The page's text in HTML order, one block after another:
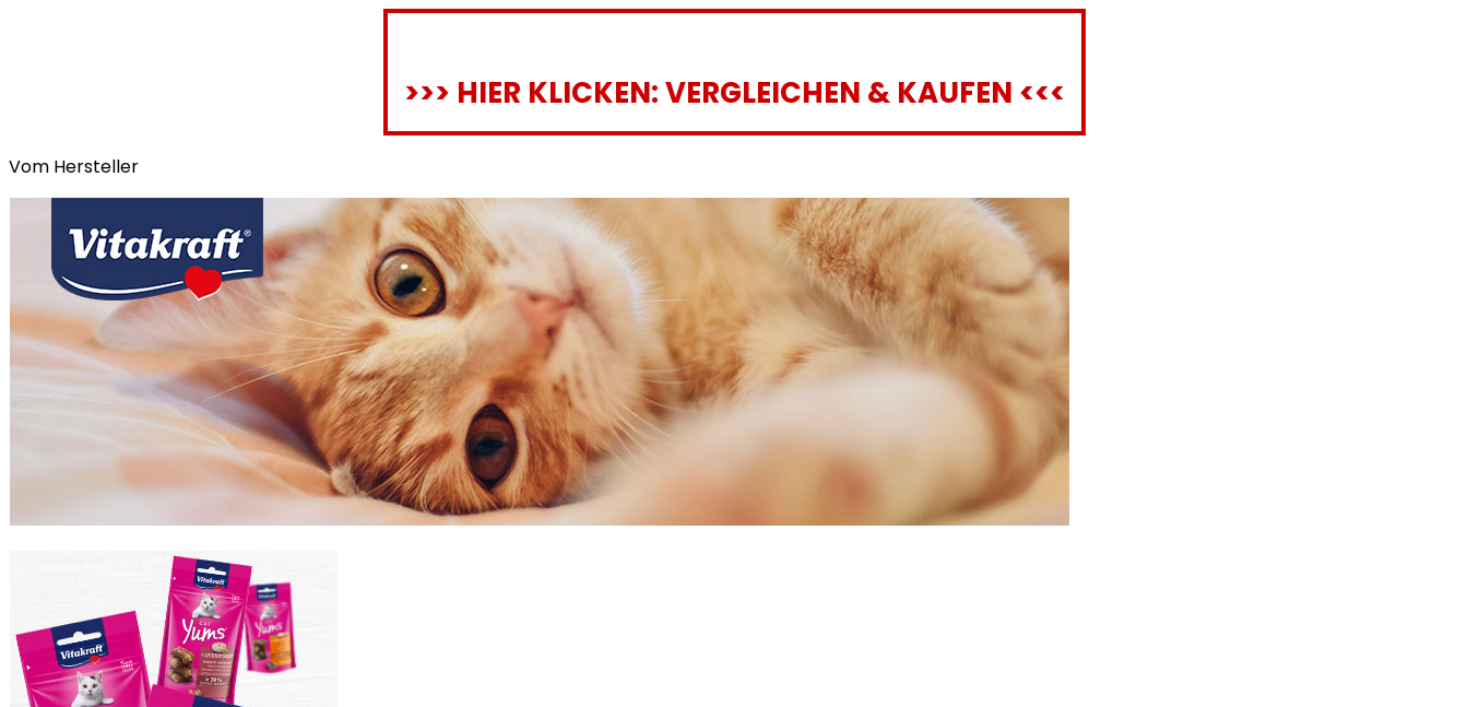
>>> HIER KLICKEN: VERGLEICHEN & KAUFEN <<<
Vom Hersteller